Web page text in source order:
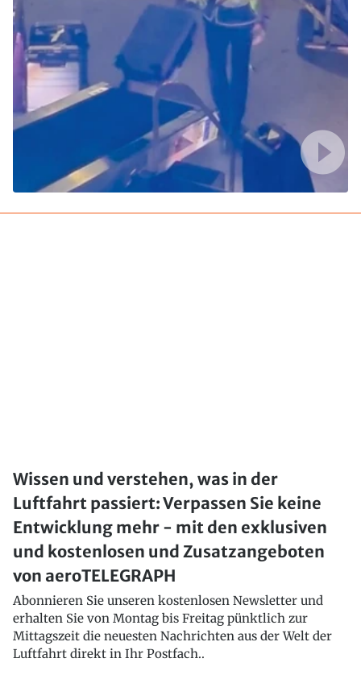
Wissen und verstehen, was in der
Luftfahrt passiert: Verpassen Sie keine
Entwicklung mehr - mit den exklusiven
und kostenlosen und Zusatzangeboten
von aeroTELEGRAPH
Abonnieren Sie unseren kostenlosen Newsletter und
erhalten Sie von Montag bis Freitag pünktlich zur
Mittagszeit die neuesten Nachrichten aus der Welt der
Luftfahrt direkt in Ihr Postfach..